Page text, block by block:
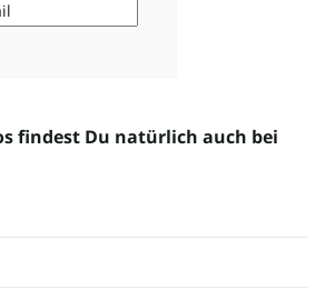
findest Du natürlich auch bei